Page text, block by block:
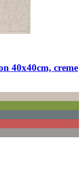
40x40cm, creme